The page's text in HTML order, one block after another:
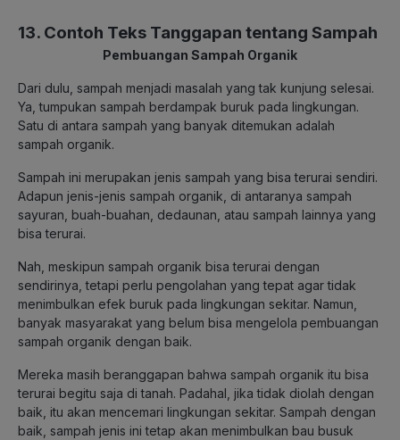
13. Contoh Teks Tanggapan tentang Sampah
Pembuangan Sampah Organik
Dari dulu, sampah menjadi masalah yang tak kunjung selesai.
Ya, tumpukan sampah berdampak buruk pada lingkungan.
Satu di antara sampah yang banyak ditemukan adalah
sampah organik.
Sampah ini merupakan jenis sampah yang bisa terurai sendiri.
Adapun jenis-jenis sampah organik, di antaranya sampah
sayuran, buah-buahan, dedaunan, atau sampah lainnya yang
bisa terurai.
Nah, meskipun sampah organik bisa terurai dengan
sendirinya, tetapi perlu pengolahan yang tepat agar tidak
menimbulkan efek buruk pada lingkungan sekitar. Namun,
banyak masyarakat yang belum bisa mengelola pembuangan
sampah organik dengan baik.
Mereka masih beranggapan bahwa sampah organik itu bisa
terurai begitu saja di tanah. Padahal, jika tidak diolah dengan
baik, itu akan mencemari lingkungan sekitar. Sampah dengan
baik, sampah jenis ini tetap akan menimbulkan bau busuk